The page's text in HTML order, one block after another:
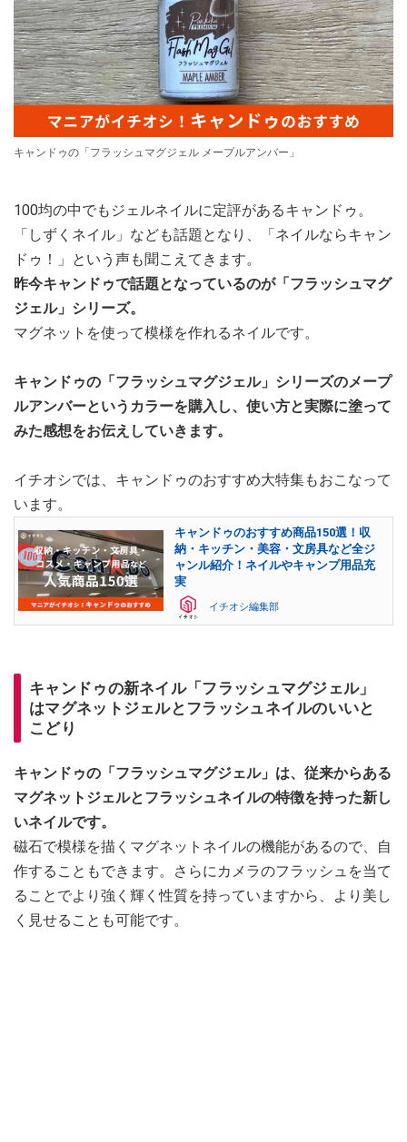
キャンドゥの「フラッシュマグジェル メープルアンバー」
100均の中でもジェルネイルに定評があるキャンドゥ。
「しずくネイル」なども話題となり、「ネイルならキャン
ドゥ！」という声も聞こえてきます。
昨今キャンドゥで話題となっているのが「フラッシュマグ
ジェル」シリーズ。
マグネットを使って模様を作れるネイルです。
キャンドゥの「フラッシュマグジェル」シリーズのメープ
ルアンバーというカラーを購入し、使い方と実際に塗って
みた感想をお伝えしていきます。
イチオシでは、キャンドゥのおすすめ大特集もおこなって
います。
キャンドゥのおすすめ商品150選！収
納・キッチン・美容・文房具など全ジ
ャンル紹介！ネイルやキャンプ用品充
実
イチオシ編集部
キャンドゥの新ネイル「フラッシュマグジェル」
はマグネットジェルとフラッシュネイルのいいと
こどり
キャンドゥの「フラッシュマグジェル」は、従来からある
マグネットジェルとフラッシュネイルの特徴を持った新し
いネイルです。
磁石で模様を描くマグネットネイルの機能があるので、自
作することもできます。さらにカメラのフラッシュを当て
ることでより強く輝く性質を持っていますから、より美し
く見せることも可能です。